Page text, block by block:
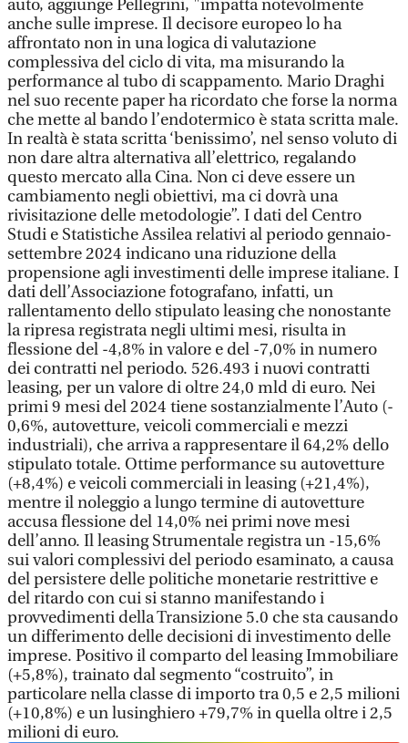
auto, aggiunge Pellegrini, "impatta notevolmente
anche sulle imprese. Il decisore europeo lo ha
affrontato non in una logica di valutazione
complessiva del ciclo di vita, ma misurando la
performance al tubo di scappamento. Mario Draghi
nel suo recente paper ha ricordato che forse la norma
che mette al bando l’endotermico è stata scritta male.
In realtà è stata scritta ‘benissimo’, nel senso voluto di
non dare altra alternativa all’elettrico, regalando
questo mercato alla Cina. Non ci deve essere un
cambiamento negli obiettivi, ma ci dovrà una
rivisitazione delle metodologie”. I dati del Centro
Studi e Statistiche Assilea relativi al periodo gennaio-
settembre 2024 indicano una riduzione della
propensione agli investimenti delle imprese italiane. I
dati dell’Associazione fotografano, infatti, un
rallentamento dello stipulato leasing che nonostante
la ripresa registrata negli ultimi mesi, risulta in
flessione del -4,8% in valore e del -7,0% in numero
dei contratti nel periodo. 526.493 i nuovi contratti
leasing, per un valore di oltre 24,0 mld di euro. Nei
primi 9 mesi del 2024 tiene sostanzialmente l’Auto (-
0,6%, autovetture, veicoli commerciali e mezzi
industriali), che arriva a rappresentare il 64,2% dello
stipulato totale. Ottime performance su autovetture
(+8,4%) e veicoli commerciali in leasing (+21,4%),
mentre il noleggio a lungo termine di autovetture
accusa flessione del 14,0% nei primi nove mesi
dell’anno. Il leasing Strumentale registra un -15,6%
sui valori complessivi del periodo esaminato, a causa
del persistere delle politiche monetarie restrittive e
del ritardo con cui si stanno manifestando i
provvedimenti della Transizione 5.0 che sta causando
un differimento delle decisioni di investimento delle
imprese. Positivo il comparto del leasing Immobiliare
(+5,8%), trainato dal segmento “costruito”, in
particolare nella classe di importo tra 0,5 e 2,5 milioni
(+10,8%) e un lusinghiero +79,7% in quella oltre i 2,5
milioni di euro.